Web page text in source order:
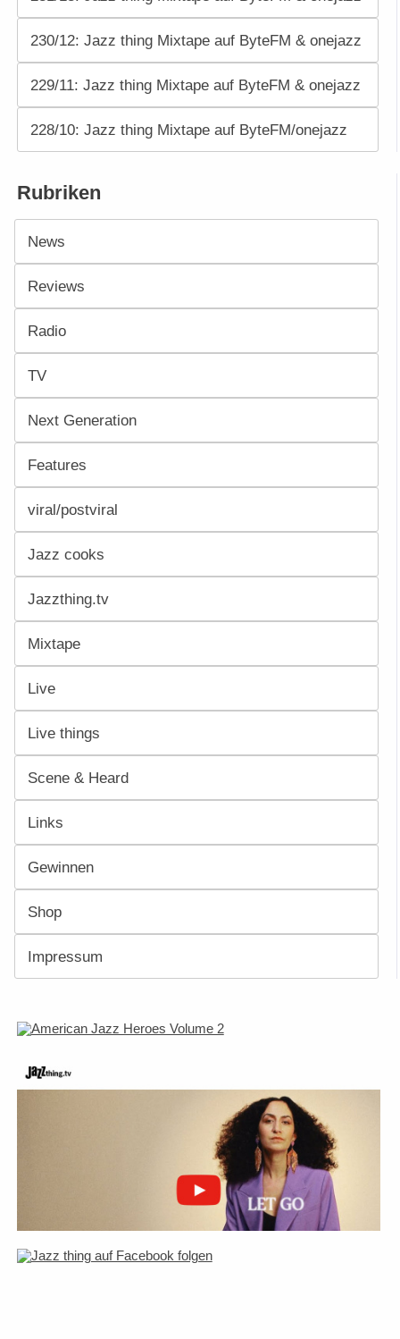
230/12: Jazz thing Mixtape auf ByteFM & onejazz
229/11: Jazz thing Mixtape auf ByteFM & onejazz
228/10: Jazz thing Mixtape auf ByteFM/onejazz
Rubriken
News
Reviews
Radio
TV
Next Generation
Features
viral/postviral
Jazz cooks
Jazzthing.tv
Mixtape
Live
Live things
Scene & Heard
Links
Gewinnen
Shop
Impressum